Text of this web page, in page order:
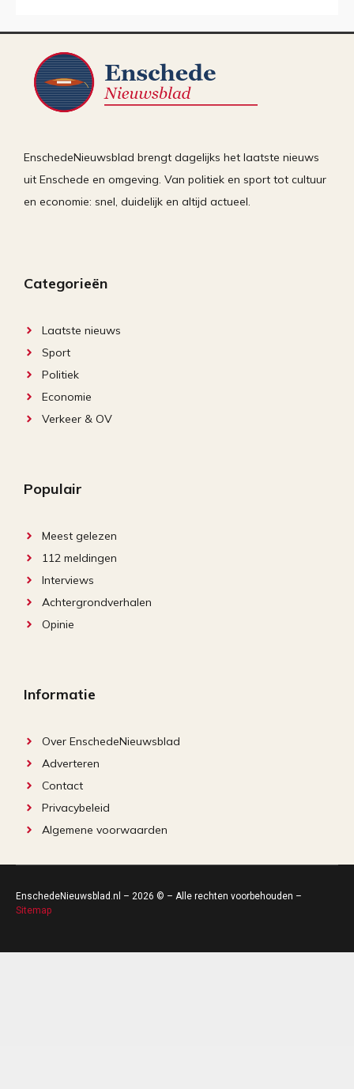
EnschedeNieuwsblad brengt dagelijks het laatste nieuws
uit Enschede en omgeving. Van politiek en sport tot cultuur
en economie: snel, duidelijk en altijd actueel.
Categorieën
Laatste nieuws
Sport
Politiek
Economie
Verkeer & OV
Populair
Meest gelezen
112 meldingen
Interviews
Achtergrondverhalen
Opinie
Informatie
Over EnschedeNieuwsblad
Adverteren
Contact
Privacybeleid
Algemene voorwaarden
EnschedeNieuwsblad.nl – 2026 © – Alle rechten voorbehouden –
Sitemap